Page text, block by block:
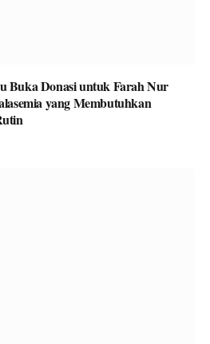
Buka Donasi untuk Farah Nur
yang Membutuhkan